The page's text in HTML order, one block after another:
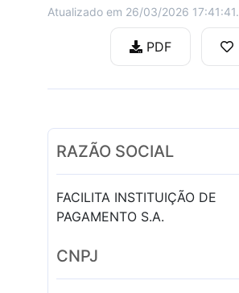
Atualizado em 26/03/2026 17:41:41.
PDF
RAZÃO SOCIAL
FACILITA INSTITUIÇÃO DE
PAGAMENTO S.A.
CNPJ